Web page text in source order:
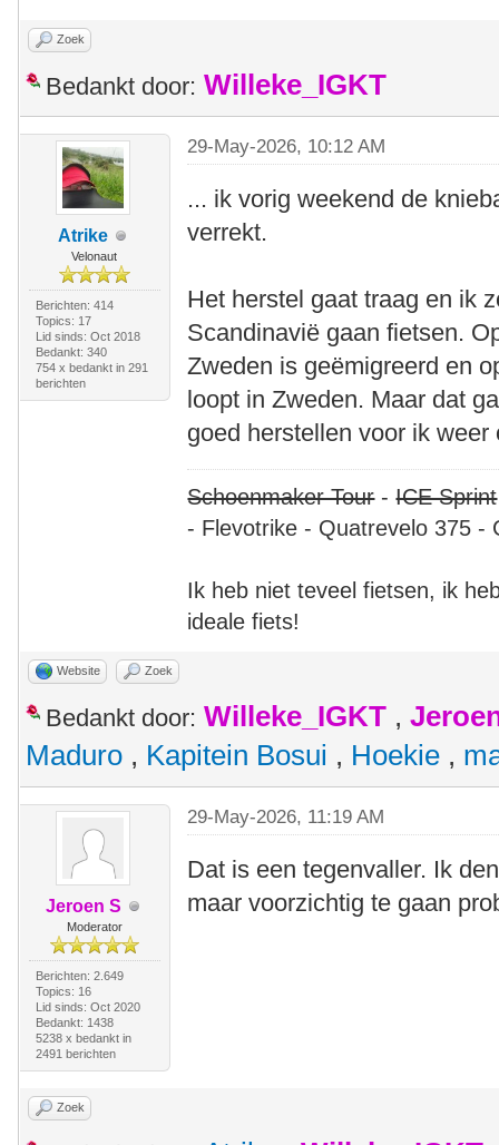
Zoek
Bedankt door: Willeke_IGKT
Atrike
Velonaut
Berichten: 414
Topics: 17
Lid sinds: Oct 2018
Bedankt: 340
754 x bedankt in 291
berichten
29-May-2026, 10:12 AM
... ik vorig weekend de
verrekt.
Het herstel gaat traag en ik
Scandinavië gaan fietsen.
Zweden is geëmigreerd en
loopt in Zweden. Maar dat
goed herstellen voor ik
Schoenmaker Tour-ICE Sprint
- Flevotrike - Quatrevelo 375 -
Ik heb niet teveel fietsen, ik
ideale fiets!
Website Zoek
Bedankt door: Willeke_IGKT ,
Maduro , Kapitein Bosui , Hoekie ,
Jeroen S
Moderator
Berichten: 2.649
Topics: 16
Lid sinds: Oct 2020
Bedankt: 1438
5238 x bedankt in
2491 berichten
29-May-2026, 11:19 AM
Dat is een tegenvaller. Ik
maar voorzichtig te gaan
Zoek